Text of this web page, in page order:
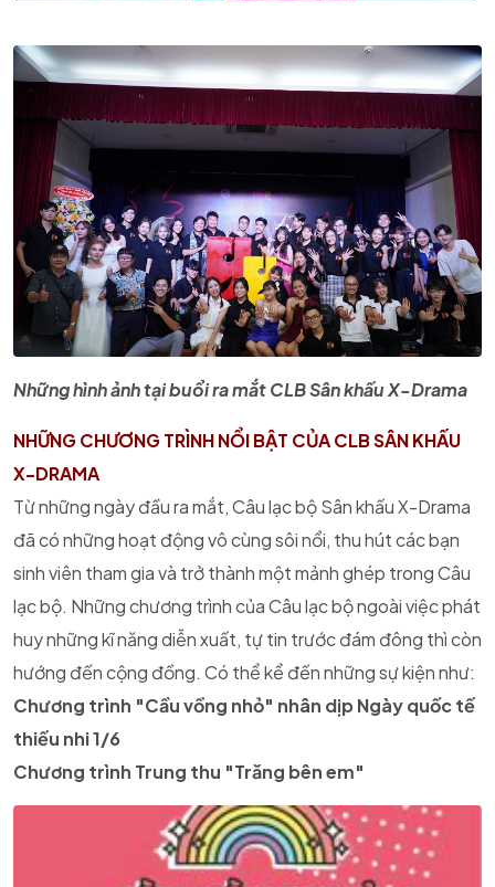
Những hình ảnh tại buổi ra mắt CLB Sân khấu X-Drama
NHỮNG CHƯƠNG TRÌNH NỔI BẬT CỦA CLB SÂN KHẤU
X-DRAMA
Từ những ngày đầu ra mắt, Câu lạc bộ Sân khấu X-Drama
đã có những hoạt động vô cùng sôi nổi, thu hút các bạn
sinh viên tham gia và trở thành một mảnh ghép trong Câu
lạc bộ. Những chương trình của Câu lạc bộ ngoài việc phát
huy những kĩ năng diễn xuất, tự tin trước đám đông thì còn
hướng đến cộng đồng. Có thể kể đến những sự kiện như:
Chương trình "Cầu vồng nhỏ" nhân dịp Ngày quốc tế
thiếu nhi 1/6
Chương trình Trung thu "Trăng bên em"